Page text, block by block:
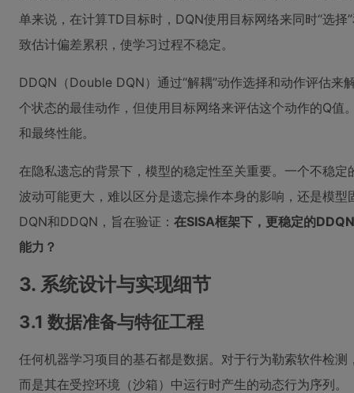
单来说，在计算TD目标时，DQN使用目标网络来同时“选择
致估计偏差累积，使学习过程不稳定。
DDQN（Double DQN）通过“解耦”动作选择和动作评估来
个状态的最佳动作，但使用目标网络来评估这个动作的Q值
和最终性能。
在隐私遗忘的背景下，模型的稳定性至关重要。一个不稳
波动可能更大，难以区分是遗忘操作本身的影响，还是模
DQN和DDQN，旨在验证： 在SISA框架下，更稳定的
能力？
3. 系统设计与实现细节
3.1 数据准备与特征工程
任何机器学习项目的基石都是数据。对于行为勒索软件检
而是其在受控环境（沙箱）中运行时产生的动态行为序列。